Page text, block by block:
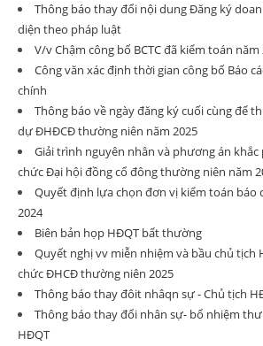
Thông báo thay đổi nội dung Đăng ký
diện theo pháp luật
V/v Chậm công bố BCTC đã kiểm toán năm
Công văn xác định thời gian công bố Báo
chính
Thông báo về ngày đăng ký cuối cùng để
dự ĐHĐCĐ thường niên năm 2025
Giải trình nguyên nhân và phương án khắc
chức Đại hội đồng cổ đông thường niên năm
Quyết định lựa chọn đơn vị kiểm toán báo
2024
Biên bản họp HĐQT bất thường
Quyết nghị vv miễn nhiệm và bầu chủ tịch
chức ĐHCĐ thường niên 2025
Thông báo thay đôit nhâqn sự - Chủ tịch
Thông báo thay đổi nhân sự- bổ nhiệm
HĐQT